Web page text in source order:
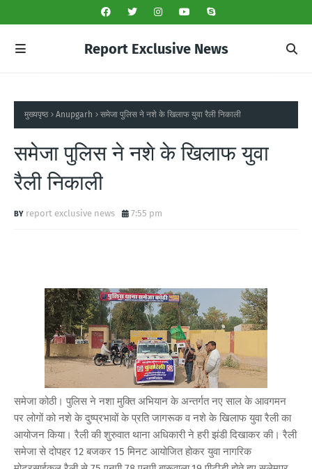
Report Exclusive News
मुख्यपृष्ठ Anupgarh समेजा पुलिस ने नशे के खिलाफ युवा रैली निकाली
समेजा पुलिस ने नशे के खिलाफ युवा
रैली निकाली
report exclusive news 7:55 pm
समेजा कोठी। पुलिस ने नशा मुक्ति अभियान के अन्तर्गत नए साल के आवगमन
पर लोगों को नशे के दुष्प्रभावों के प्रति जागरूक व नशे के खिलाफ युवा रैली का
आयोजन किया। रैली की शुरुवात थाना अधिकारी ने हरी झंडी दिखाकर की। रैली
समेजा से दोपहर 12 बजकर 15 मिनट आयोजित होकर युवा नागरिक